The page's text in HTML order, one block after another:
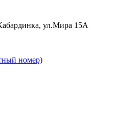
ул.Мира 15А
номер)